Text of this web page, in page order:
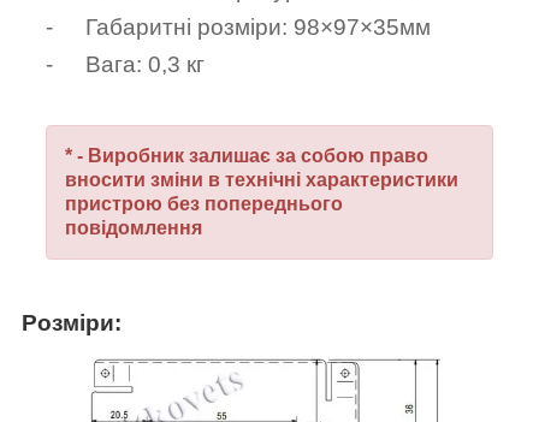
-
Габаритні розміри: 98×97×35мм
-
Вага: 0,3 кг
* - Виробник залишає за собою право
вносити зміни в технічні характеристики
пристрою без попереднього
повідомлення
Розміри: